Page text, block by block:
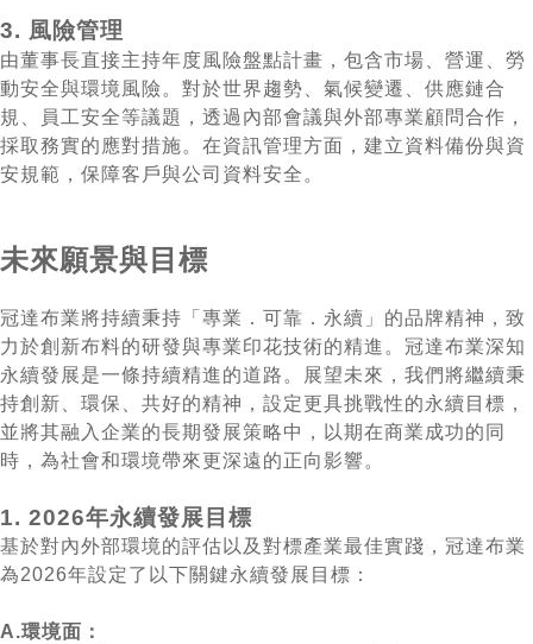
3. 風險管理
由董事長直接主持年度風險盤點計畫，包含市場、營運、勞
動安全與環境風險。對於世界趨勢、氣候變遷、供應鏈合
規、員工安全等議題，透過內部會議與外部專業顧問合作，
採取務實的應對措施。在資訊管理方面，建立資料備份與資
安規範，保障客戶與公司資料安全。
未來願景與目標
冠達布業將持續秉持「專業．可靠．永續」的品牌精神，致
力於創新布料的研發與專業印花技術的精進。冠達布業深知
永續發展是一條持續精進的道路。展望未來，我們將繼續秉
持創新、環保、共好的精神，設定更具挑戰性的永續目標，
並將其融入企業的長期發展策略中，以期在商業成功的同
時，為社會和環境帶來更深遠的正向影響。
1. 2026年永續發展目標
基於對內外部環境的評估以及對標產業最佳實踐，冠達布業
為2026年設定了以下關鍵永續發展目標：
A.環境面：